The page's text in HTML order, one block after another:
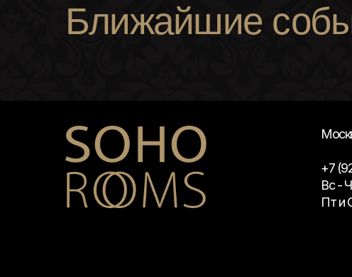
Ближайшие
+7
Вс -
Пт и